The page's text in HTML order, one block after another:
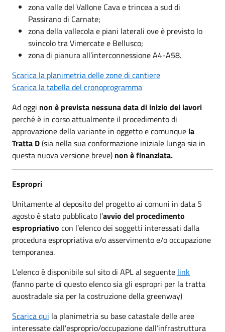
zona valle del Vallone Cava e trincea a sud di
Passirano di Carnate;
zona della vallecola e piani laterali ove è previsto lo
svincolo tra Vimercate e Bellusco;
zona di pianura all’interconnessione A4-A58.
Scarica la planimetria delle zone di cantiere
Scarica la tabella del cronoprogramma
Ad oggi non è prevista nessuna data di inizio dei lavori
perché è in corso attualmente il procedimento di
approvazione della variante in oggetto e comunque la
Tratta D(sia nella sua conformazione iniziale lunga sia in
questa nuova versione breve) non è finanziata.
Espropri
Unitamente al deposito del progetto ai comuni in data 5
agosto è stato pubblicato l’avvio del procedimento
espropriativo con l’elenco dei soggetti interessati dalla
procedura espropriativa e/o asservimento e/o occupazione
temporanea.
L’elenco è disponibile sul sito di APL al seguente link
(fanno parte di questo elenco sia gli espropri per la tratta
auostradale sia per la costruzione della greenway)
Scarica qui la planimetria su base catastale delle aree
interessate dall'esproprio/occupazione dall’infrastruttura